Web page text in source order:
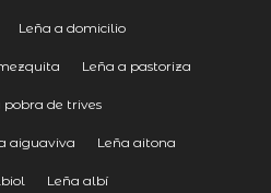
Leña a domicilio
Leña a pastoriza
pobra de trives
aiguaviva Leña aitona
Leña albí